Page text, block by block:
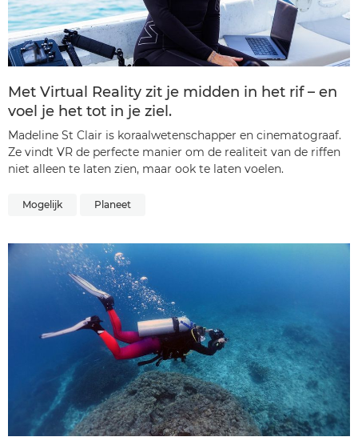
Met Virtual Reality zit je midden in het rif – en
voel je het tot in je ziel.
Madeline St Clair is koraalwetenschapper en cinematograaf.
Ze vindt VR de perfecte manier om de realiteit van de riffen
niet alleen te laten zien, maar ook te laten voelen.
Mogelijk Planeet